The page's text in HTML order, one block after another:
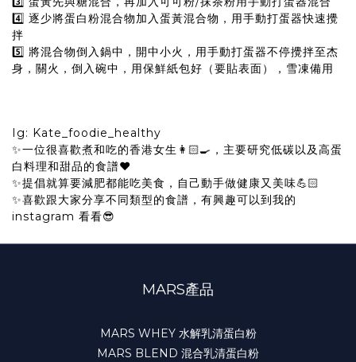
4️⃣ 逐少將蛋白粉混合物加入蛋黃混合物，用手動打蛋器快速攪
拌
5️⃣ 將混合物倒入鍋中，開中小火，用手動打蛋器不停攪拌至杰
身，關火，倒入碗中，用保鮮紙包好（要貼表面），雪凍備用
Ig: Kate_foodie_healthy
✨一位很喜歡煮和吃的香港女生👩🏻‍🍳，主要研究低碳以及高蛋
白料理和甜品的食譜❤️
✨提倡就算要減肥都能吃美食，自己動手做健康又美味💪🏻
✨喜歡跟大家分享不同類型的食譜，有興趣可以到我的
instagram 看看😎
MARS產品
MARS WHEY 水解乳清蛋白粉
MARS BLEND 混合乳清蛋白粉